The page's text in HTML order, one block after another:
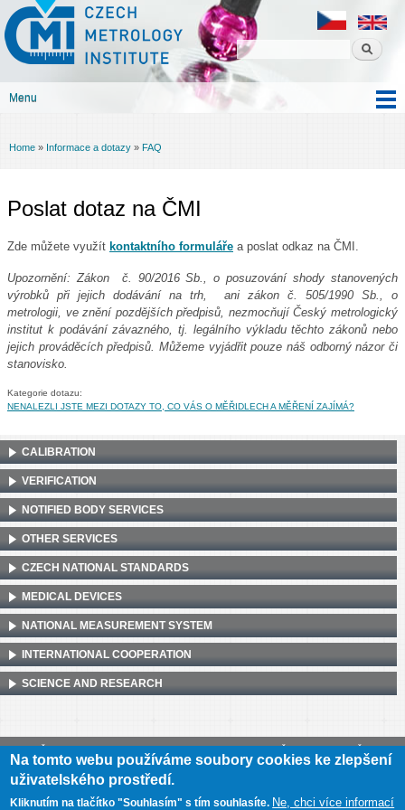
content
Czech
metrology
institute
Menu
You are here
Home » Informace a dotazy » FAQ
Poslat dotaz na ČMI
Zde můžete využít kontaktního formuláře a poslat odkaz na ČMI.
Upozornění: Zákon č. 90/2016 Sb., o posuzování shody stanovených
výrobků při jejich dodávání na trh, ani zákon č. 505/1990 Sb., o
metrologii, ve znění pozdějších předpisů, nezmocňují Český metrologický
institut k podávání závazného, tj. legálního výkladu těchto zákonů nebo
jejich prováděcích předpisů. Můžeme vyjádřit pouze náš odborný názor či
stanovisko.
Kategorie dotazu:
NENALEZLI JSTE MEZI DOTAZY TO, CO VÁS O MĚŘIDLECH A MĚŘENÍ ZAJÍMÁ?
CALIBRATION
VERIFICATION
NOTIFIED BODY SERVICES
OTHER SERVICES
CZECH NATIONAL STANDARDS
MEDICAL DEVICES
NATIONAL MEASUREMENT SYSTEM
INTERNATIONAL COOPERATION
SCIENCE AND RESEARCH
CZ00177016
Mapa webu Prohlášení o přístupnosti
Na tomto webu používáme soubory cookies ke zlepšení
uživatelského prostředí.
Kliknutím na tlačítko "Souhlasím" s tím souhlasíte. Ne, chci více informací